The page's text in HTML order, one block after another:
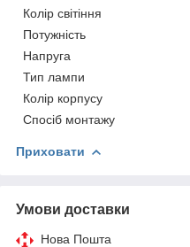
Колір світіння
Потужність
Напруга
Тип лампи
Колір корпусу
Спосіб монтажу
Приховати
Умови доставки
Нова Пошта